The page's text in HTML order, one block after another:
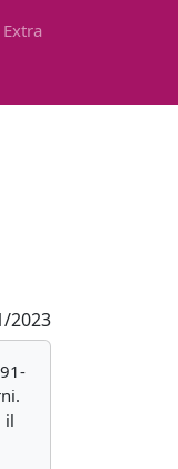
Extra
2023
il